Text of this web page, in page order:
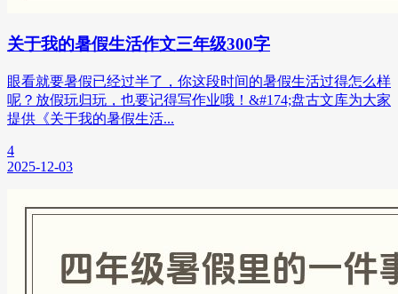
关于我的暑假生活作文三年级300字
眼看就要暑假已经过半了，你这段时间的暑假生活过得怎么样
呢？放假玩归玩，也要记得写作业哦！&#174;盘古文库为大家
提供《关于我的暑假生活...
4
2025-12-03